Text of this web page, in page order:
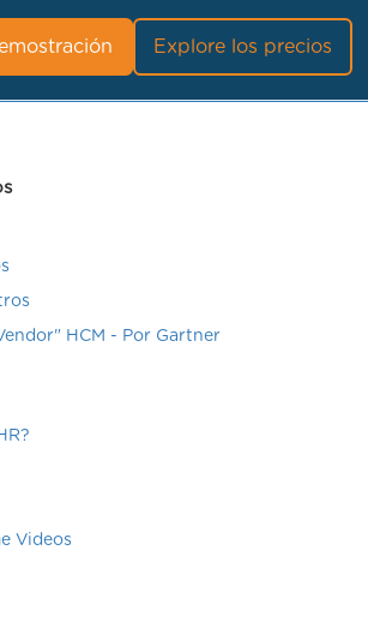
Explore los precios
HCM - Por Gartner
Videos